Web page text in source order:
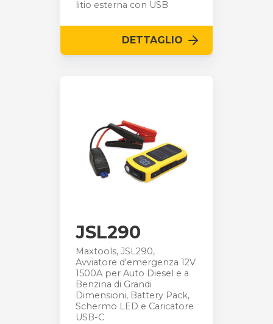
litio esterna con USB
DETTAGLIO
JSL290
Maxtools, JSL290,
Avviatore d'emergenza 12V
1500A per Auto Diesel e a
Benzina di Grandi
Dimensioni, Battery Pack,
Schermo LED e Caricatore
USB-C